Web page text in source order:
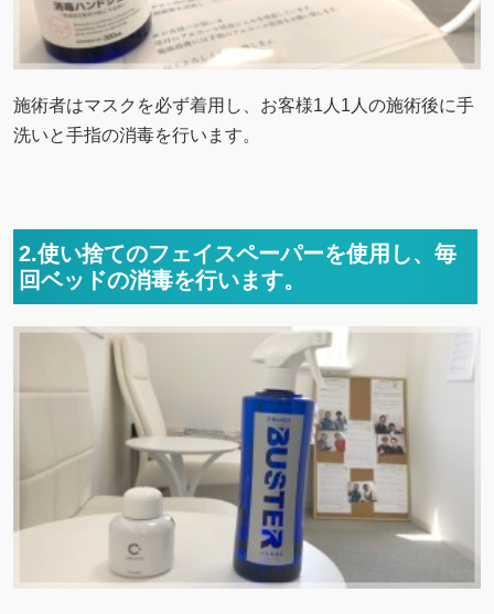
施術者はマスクを必ず着用し、お客様1人1人の施術後に手
洗いと手指の消毒を行います。
2.使い捨てのフェイスペーパーを使用し、毎
回ベッドの消毒を行います。